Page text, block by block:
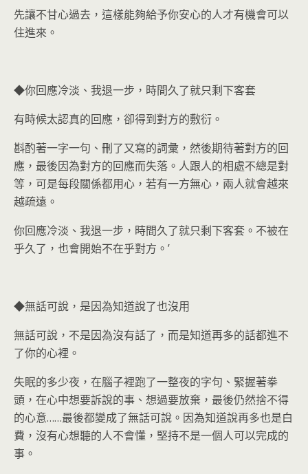
先讓不甘心過去，這樣能夠給予你安心的人才有機會可以
住進來。
◆你回應冷淡、我退一步，時間久了就只剩下客套
有時候太認真的回應，卻得到對方的敷衍。
斟酌著一字一句、刪了又寫的詞彙，然後期待著對方的回
應，最後因為對方的回應而失落。人跟人的相處不總是對
等，可是每段關係都用心，若有一方無心，兩人就會越來
越疏遠。
你回應冷淡、我退一步，時間久了就只剩下客套。不被在
乎久了，也會開始不在乎對方。’
◆無話可說，是因為知道說了也沒用
無話可說，不是因為沒有話了，而是知道再多的話都進不
了你的心裡。
失眠的多少夜，在腦子裡跑了一整夜的字句、緊握著拳
頭，在心中想要訴說的事、想過要放棄，最後仍然捨不得
的心意……最後都變成了無話可說。因為知道說再多也是白
費，沒有心想聽的人不會懂，堅持不是一個人可以完成的
事。